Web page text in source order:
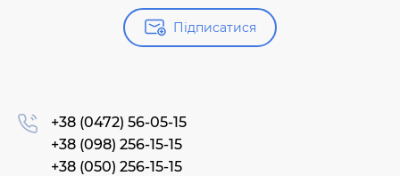
Підписатися
+38 (0472) 56-05-15
+38 (098) 256-15-15
+38 (050) 256-15-15